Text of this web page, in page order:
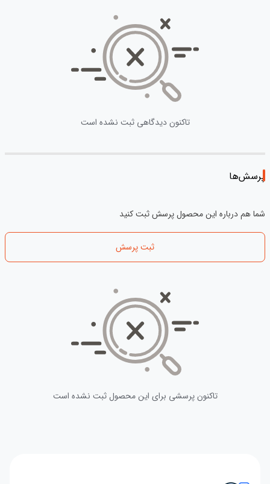
تاکنون دیدگاهی ثبت نشده است
پرسش‌ها
شما هم درباره این محصول پرسش ثبت کنید
ثبت پرسش
تاکنون پرسشی برای این محصول ثبت نشده است